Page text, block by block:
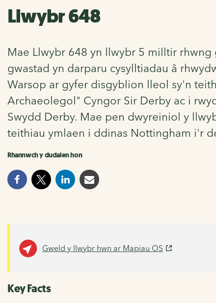
Llwybr 648
Mae Llwybr 648 yn llwybr 5 milltir
gwastad yn darparu cysylltiadau â
Warsop ar gyfer disgyblion lleol sy'n
Archaeolegol" Cyngor Sir Derby ac i
Swydd Derby. Mae pen dwyreiniol y
teithiau ymlaen i ddinas Nottingham i'r
Rhannwch y dudalen hon
Gweld y llwybr hwn ar Mapiau OS
Key Facts